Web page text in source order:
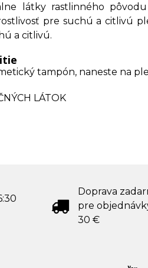
látky rastlinného
pre suchú a citlivú
a citlivú.
tampón, naneste na
LÁTOK
Doprava
pre
30 €